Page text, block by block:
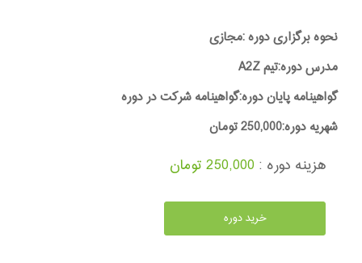
نحوه برگزاری دوره :مجازی
مدرس دوره:تیم A2Z
گواهینامه پایان دوره:گواهینامه شرکت در دوره
شهریه دوره:250,000 تومان
هزینه دوره : 250,000 تومان
خرید دوره